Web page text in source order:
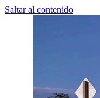
Saltar al contenido